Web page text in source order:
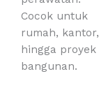
Cocok untuk
rumah, kantor,
hingga proyek
bangunan.